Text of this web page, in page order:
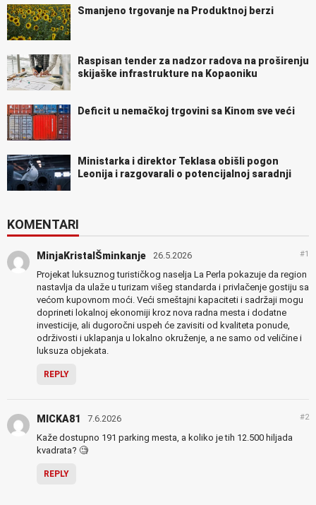
Smanjeno trgovanje na Produktnoj berzi
Raspisan tender za nadzor radova na proširenju
skijaške infrastrukture na Kopaoniku
Deficit u nemačkoj trgovini sa Kinom sve veći
Ministarka i direktor Teklasa obišli pogon
Leonija i razgovarali o potencijalnoj saradnji
KOMENTARI
MinjaKristalŠminkanje 26.5.2026 #1
Projekat luksuznog turističkog naselja La Perla pokazuje da region
nastavlja da ulaže u turizam višeg standarda i privlačenje gostiju sa
većom kupovnom moći. Veći smeštajni kapaciteti i sadržaji mogu
doprineti lokalnoj ekonomiji kroz nova radna mesta i dodatne
investicije, ali dugoročni uspeh će zavisiti od kvaliteta ponude,
održivosti i uklapanja u lokalno okruženje, a ne samo od veličine i
luksuza objekata.
REPLY
MICKA81 7.6.2026 #2
Kaže dostupno 191 parking mesta, a koliko je tih 12.500 hiljada
kvadrata? 🧐
REPLY